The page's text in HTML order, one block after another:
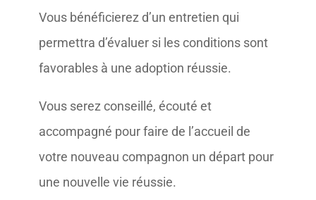
Vous bénéficierez d’un entretien qui
permettra d’évaluer si les conditions sont
favorables à une adoption réussie.
Vous serez conseillé, écouté et
accompagné pour faire de l’accueil de
votre nouveau compagnon un départ pour
une nouvelle vie réussie.